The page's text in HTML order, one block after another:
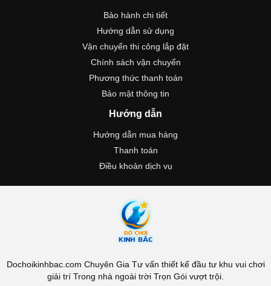
Bảo hành chi tiết
Hướng dẫn sử dụng
Vận chuyển thi công lắp đặt
Chính sách vận chuyển
Phương thức thanh toán
Bảo mật thông tin
Hướng dẫn
Hướng dẫn mua hàng
Thanh toán
Điều khoản dịch vụ
Dochoikinhbac.com Chuyên Gia Tư vấn thiết kế đầu tư khu vui chơi
giải trí Trong nhà ngoài trời Trọn Gói vượt trội.